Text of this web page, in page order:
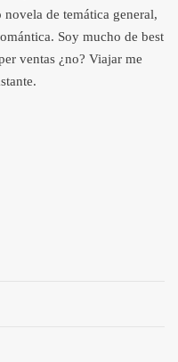
de temática general,
Soy mucho de best
ventas ¿no? Viajar me